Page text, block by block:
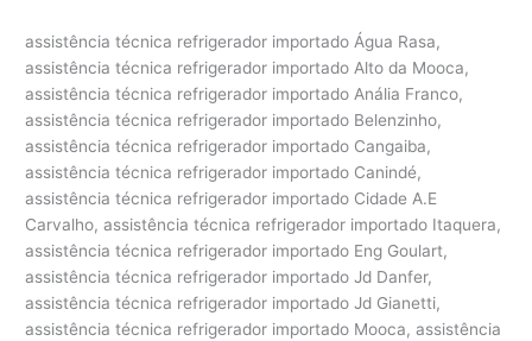
assistência técnica refrigerador importado Água Rasa,
assistência técnica refrigerador importado Alto da Mooca,
assistência técnica refrigerador importado Anália Franco,
assistência técnica refrigerador importado Belenzinho,
assistência técnica refrigerador importado Cangaiba,
assistência técnica refrigerador importado Canindé,
assistência técnica refrigerador importado Cidade A.E
Carvalho, assistência técnica refrigerador importado Itaquera,
assistência técnica refrigerador importado Eng Goulart,
assistência técnica refrigerador importado Jd Danfer,
assistência técnica refrigerador importado Jd Gianetti,
assistência técnica refrigerador importado Mooca, assistência